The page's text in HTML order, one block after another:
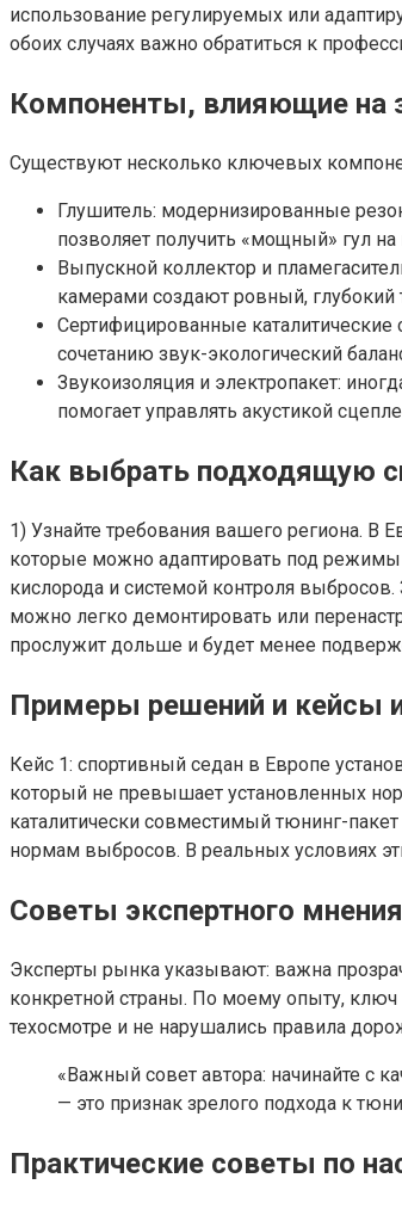
использование регулируемых или
обоих случаях важно обратиться к
Компоненты, влияющие на
Существуют несколько ключевых
Глушитель: модернизированные
позволяет получить «мощный» гул на
Выпускной коллектор и
камерами создают ровный,
Сертифицированные
сочетанию звук-экологический
Звукоизоляция и электропакет:
помогает управлять акустикой
Как выбрать подходящую
1) Узнайте требования вашего региона.
которые можно адаптировать под режимы
кислорода и системой контроля
можно легко демонтировать или
прослужит дольше и будет менее
Примеры решений и кейсы
Кейс 1: спортивный седан в Европе
который не превышает установленных
каталитически совместимый тюнинг-
нормам выбросов. В реальных условиях
Советы экспертного
Эксперты рынка указывают: важна
конкретной страны. По моему опыту,
техосмотре и не нарушались правила
«Важный совет автора: начинайте с
— это признак зрелого подхода к
Практические советы по